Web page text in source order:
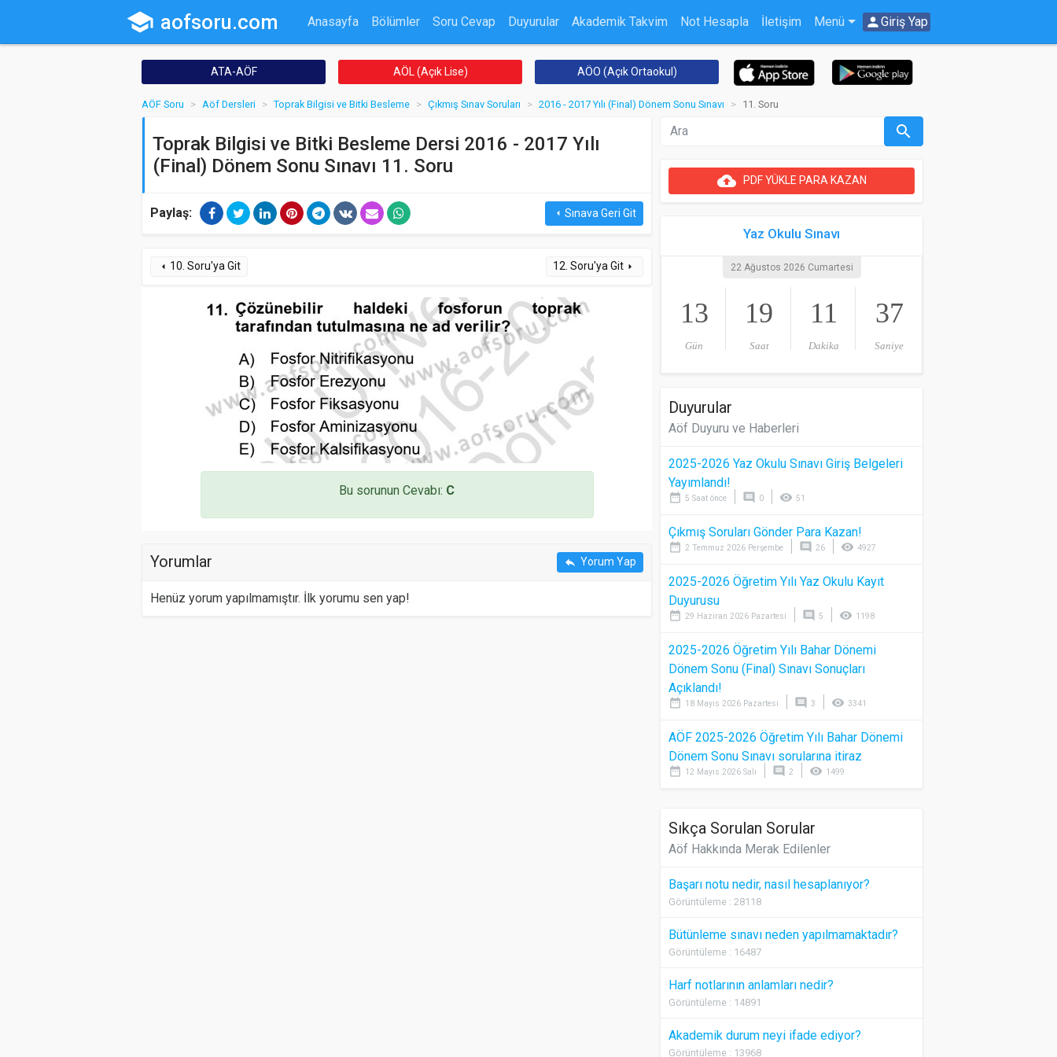
school aofsoru.com Anasayfa Bölümler Soru Cevap Duyurular Akademik Takvim Not Hesapla İletişim Menü personGiriş Yap
ATA-AÖF AÖL (Açık Lise) AÖO (Açık Ortaokul)
AÖF Soru Aöf Dersleri Toprak Bilgisi ve Bitki Besleme Çıkmış Sınav Soruları 2016 - 2017 Yılı (Final) Dönem Sonu Sınavı 11. Soru
Toprak Bilgisi ve Bitki Besleme Dersi 2016 - 2017 Yılı
(Final) Dönem Sonu Sınavı 11. Soru
Paylaş: arrow_leftSınava Geri Git
arrow_left 10. Soru'ya Git 12. Soru'ya Git arrow_right
Bu sorunun Cevabı: C
Yorumlar reply Yorum Yap
Henüz yorum yapılmamıştır. İlk yorumu sen yap!
search
cloud_uploadPDF YÜKLE PARA KAZAN
Yaz Okulu Sınavı
22 Ağustos 2026 Cumartesi
13
Gün
19
Saat
11
Dakika
37
Saniye
Duyurular
Aöf Duyuru ve Haberleri
2025-2026 Yaz Okulu Sınavı Giriş Belgeleri
Yayımlandı!
date_range 5 Saat önce comment 0 visibility 51
Çıkmış Soruları Gönder Para Kazan!
date_range 2 Temmuz 2026 Perşembe comment 26 visibility 4927
2025-2026 Öğretim Yılı Yaz Okulu Kayıt
Duyurusu
date_range 29 Haziran 2026 Pazartesi comment 5 visibility 1198
2025-2026 Öğretim Yılı Bahar Dönemi
Dönem Sonu (Final) Sınavı Sonuçları
Açıklandı!
date_range 18 Mayıs 2026 Pazartesi comment 3 visibility 3341
AÖF 2025-2026 Öğretim Yılı Bahar Dönemi
Dönem Sonu Sınavı sorularına itiraz
date_range 12 Mayıs 2026 Salı comment 2 visibility 1499
Sıkça Sorulan Sorular
Aöf Hakkında Merak Edilenler
Başarı notu nedir, nasıl hesaplanıyor?
Görüntüleme : 28118
Bütünleme sınavı neden yapılmamaktadır?
Görüntüleme : 16487
Harf notlarının anlamları nedir?
Görüntüleme : 14891
Akademik durum neyi ifade ediyor?
Görüntüleme : 13968